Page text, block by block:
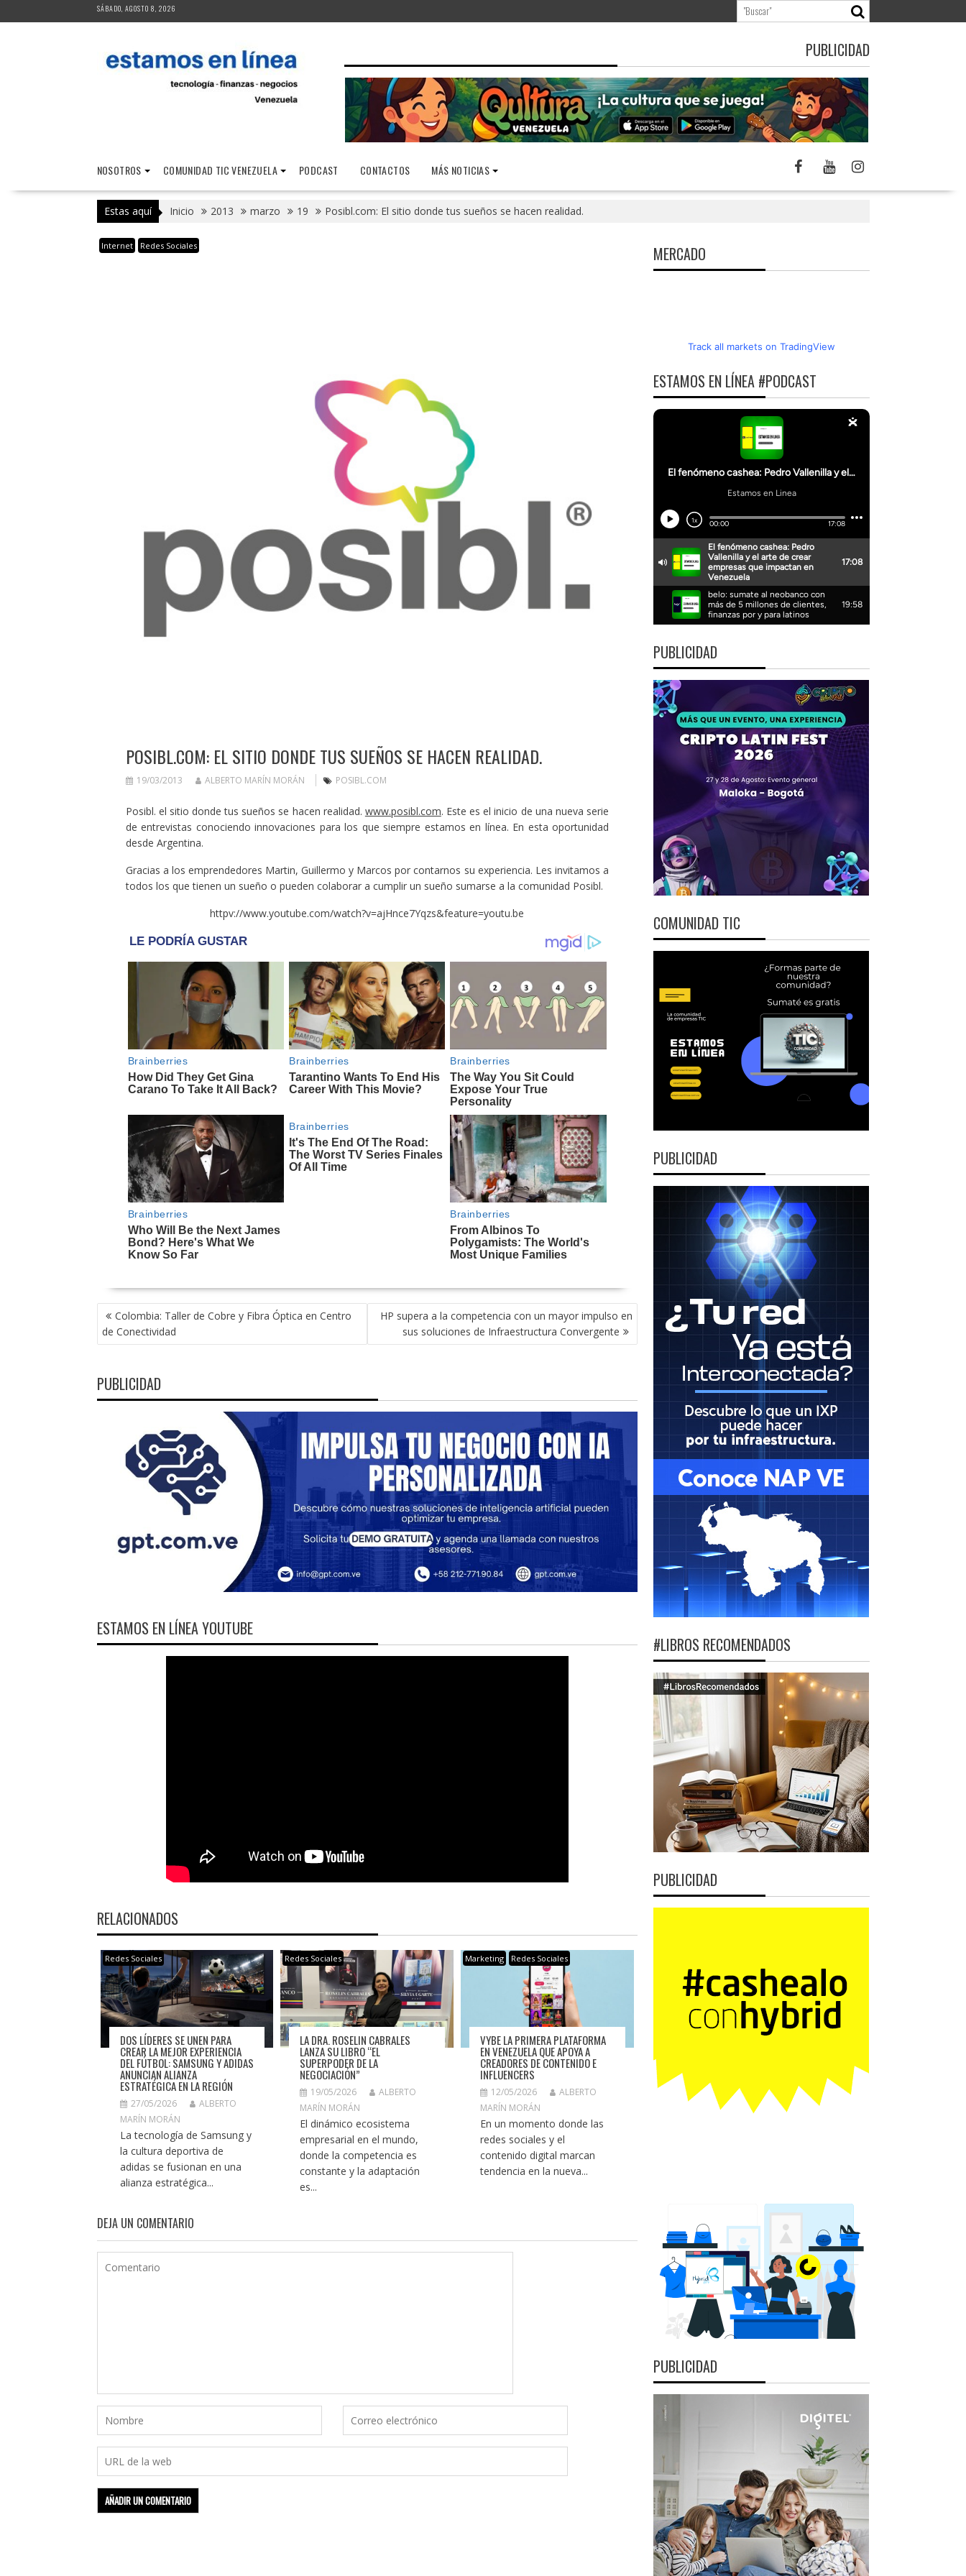
al
SÁBADO, AGOSTO 8, 2026
PUBLICIDAD
NOSOTROS COMUNIDAD TIC VENEZUELA PODCAST CONTACTOS MÁS NOTICIAS
Estas aquí Inicio 2013 marzo 19 Posibl.com: El sitio donde tus sueños se hacen realidad.
Internet Redes Sociales
POSIBL.COM: EL SITIO DONDE TUS SUEÑOS SE HACEN REALIDAD.
19/03/2013 ALBERTO MARÍN MORÁN POSIBL.COM
Posibl. el sitio donde tus sueños se hacen realidad. www.posibl.com. Este es el inicio de una nueva serie
de entrevistas conociendo innovaciones para los que siempre estamos en línea. En esta oportunidad
desde Argentina.
Gracias a los emprendedores Martin, Guillermo y Marcos por contarnos su experiencia. Les invitamos a
todos los que tienen un sueño o pueden colaborar a cumplir un sueño sumarse a la comunidad Posibl.
httpv://www.youtube.com/watch?v=ajHnce7Yqzs&feature=youtu.be
NAVEGACIÓN
DE
ENTRADAS
Colombia: Taller de Cobre y Fibra Óptica en Centro
de Conectividad
HP supera a la competencia con un mayor impulso en
sus soluciones de Infraestructura Convergente
PUBLICIDAD
ESTAMOS EN LÍNEA YOUTUBE
RELACIONADOS
Redes Sociales
DOS LÍDERES SE UNEN PARA
CREAR LA MEJOR EXPERIENCIA
DEL FÚTBOL: SAMSUNG Y ADIDAS
ANUNCIAN ALIANZA
ESTRATÉGICA EN LA REGIÓN
27/05/2026
ALBERTO
MARÍN MORÁN
La tecnología de Samsung y
la cultura deportiva de
adidas se fusionan en una
alianza estratégica...
Redes Sociales
LA DRA. ROSELIN CABRALES
LANZA SU LIBRO “EL
SUPERPODER DE LA
NEGOCIACIÓN”
19/05/2026
ALBERTO
MARÍN MORÁN
El dinámico ecosistema
empresarial en el mundo,
donde la competencia es
constante y la adaptación
es...
Marketing Redes Sociales
VYBE LA PRIMERA PLATAFORMA
EN VENEZUELA QUE APOYA A
CREADORES DE CONTENIDO E
INFLUENCERS
12/05/2026
ALBERTO
MARÍN MORÁN
En un momento donde las
redes sociales y el
contenido digital marcan
tendencia en la nueva...
DEJA UN COMENTARIO
MERCADO
Track all markets on TradingView
ESTAMOS EN LÍNEA #PODCAST
PUBLICIDAD
COMUNIDAD TIC
PUBLICIDAD
#LIBROS RECOMENDADOS
PUBLICIDAD
PUBLICIDAD